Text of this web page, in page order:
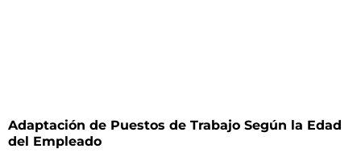
Adaptación de Puestos de Trabajo Según la Edad
del Empleado